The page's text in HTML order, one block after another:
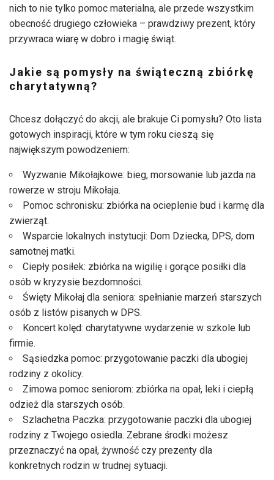
nich to nie tylko pomoc materialna, ale przede wszystkim
obecność drugiego człowieka – prawdziwy prezent, który
przywraca wiarę w dobro i magię świąt.
Jakie są pomysły na świąteczną zbiórkę
charytatywną?
Chcesz dołączyć do akcji, ale brakuje Ci pomysłu? Oto lista
gotowych inspiracji, które w tym roku cieszą się
największym powodzeniem:
Wyzwanie Mikołajkowe: bieg, morsowanie lub jazda na
rowerze w stroju Mikołaja.
Pomoc schronisku: zbiórka na ocieplenie bud i karmę dla
zwierząt.
Wsparcie lokalnych instytucji: Dom Dziecka, DPS, dom
samotnej matki.
Ciepły posiłek: zbiórka na wigilię i gorące posiłki dla
osób w kryzysie bezdomności.
Święty Mikołaj dla seniora: spełnianie marzeń starszych
osób z listów pisanych w DPS.
Koncert kolęd: charytatywne wydarzenie w szkole lub
firmie.
Sąsiedzka pomoc: przygotowanie paczki dla ubogiej
rodziny z okolicy.
Zimowa pomoc seniorom: zbiórka na opał, leki i ciepłą
odzież dla starszych osób.
Szlachetna Paczka: przygotowanie paczki dla ubogiej
rodziny z Twojego osiedla. Zebrane środki możesz
przeznaczyć na opał, żywność czy prezenty dla
konkretnych rodzin w trudnej sytuacji.